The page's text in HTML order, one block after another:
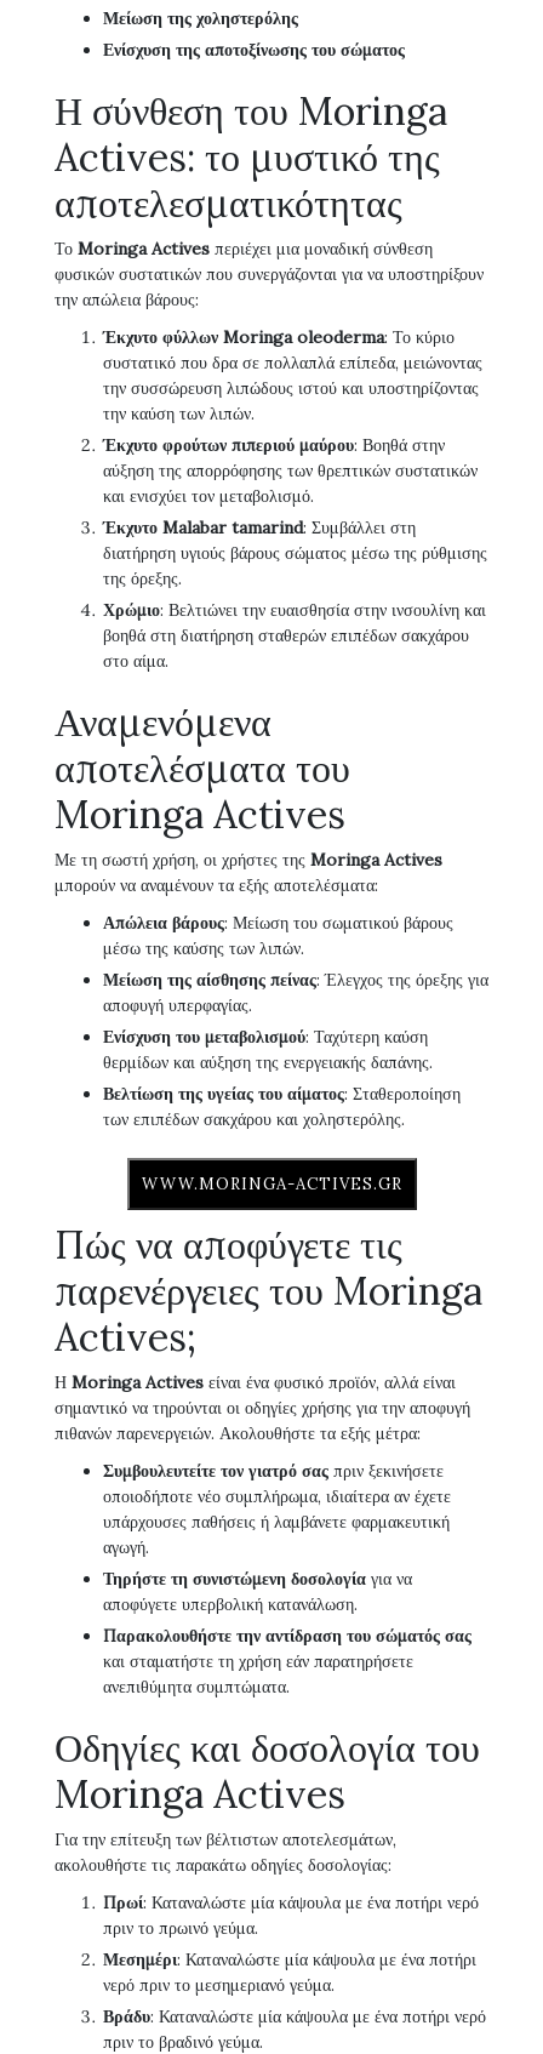
Μείωση της χοληστερόλης
Ενίσχυση της αποτοξίνωσης του σώματος
Η σύνθεση του Moringa
Actives: το μυστικό της
αποτελεσματικότητας
Το Moringa Actives περιέχει μια μοναδική σύνθεση
φυσικών συστατικών που συνεργάζονται για να υποστηρίξουν
την απώλεια βάρους:
Έκχυτο φύλλων Moringa oleoderma: Το κύριο
συστατικό που δρα σε πολλαπλά επίπεδα, μειώνοντας
την συσσώρευση λιπώδους ιστού και υποστηρίζοντας
την καύση των λιπών.
Έκχυτο φρούτων πιπεριού μαύρου: Βοηθά στην
αύξηση της απορρόφησης των θρεπτικών συστατικών
και ενισχύει τον μεταβολισμό.
Έκχυτο Malabar tamarind: Συμβάλλει στη
διατήρηση υγιούς βάρους σώματος μέσω της ρύθμισης
της όρεξης.
Χρώμιο: Βελτιώνει την ευαισθησία στην ινσουλίνη και
βοηθά στη διατήρηση σταθερών επιπέδων σακχάρου
στο αίμα.
Αναμενόμενα
αποτελέσματα του
Moringa Actives
Με τη σωστή χρήση, οι χρήστες της Moringa Actives
μπορούν να αναμένουν τα εξής αποτελέσματα:
Απώλεια βάρους: Μείωση του σωματικού βάρους
μέσω της καύσης των λιπών.
Μείωση της αίσθησης πείνας: Έλεγχος της όρεξης για
αποφυγή υπερφαγίας.
Ενίσχυση του μεταβολισμού: Ταχύτερη καύση
θερμίδων και αύξηση της ενεργειακής δαπάνης.
Βελτίωση της υγείας του αίματος: Σταθεροποίηση
των επιπέδων σακχάρου και χοληστερόλης.
WWW.MORINGA-ACTIVES.GR
Πώς να αποφύγετε τις
παρενέργειες του Moringa
Actives;
Η Moringa Actives είναι ένα φυσικό προϊόν, αλλά είναι
σημαντικό να τηρούνται οι οδηγίες χρήσης για την αποφυγή
πιθανών παρενεργειών. Ακολουθήστε τα εξής μέτρα:
Συμβουλευτείτε τον γιατρό σας πριν ξεκινήσετε
οποιοδήποτε νέο συμπλήρωμα, ιδιαίτερα αν έχετε
υπάρχουσες παθήσεις ή λαμβάνετε φαρμακευτική
αγωγή.
Τηρήστε τη συνιστώμενη δοσολογία για να
αποφύγετε υπερβολική κατανάλωση.
Παρακολουθήστε την αντίδραση του σώματός σας
και σταματήστε τη χρήση εάν παρατηρήσετε
ανεπιθύμητα συμπτώματα.
Οδηγίες και δοσολογία του
Moringa Actives
Για την επίτευξη των βέλτιστων αποτελεσμάτων,
ακολουθήστε τις παρακάτω οδηγίες δοσολογίας:
Πρωί: Καταναλώστε μία κάψουλα με ένα ποτήρι νερό
πριν το πρωινό γεύμα.
Μεσημέρι: Καταναλώστε μία κάψουλα με ένα ποτήρι
νερό πριν το μεσημεριανό γεύμα.
Βράδυ: Καταναλώστε μία κάψουλα με ένα ποτήρι νερό
πριν το βραδινό γεύμα.